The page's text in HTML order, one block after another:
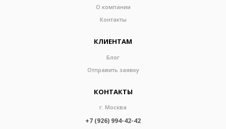
О компании
Контакты
КЛИЕНТАМ
Блог
Отправить заявку
КОНТАКТЫ
г. Москва
+7 (926) 994-42-42